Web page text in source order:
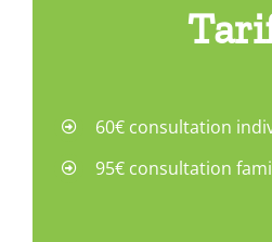
60€ consultation
95€ consultation